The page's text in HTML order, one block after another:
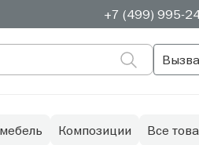
+7 (499) 995-
Композиции Все